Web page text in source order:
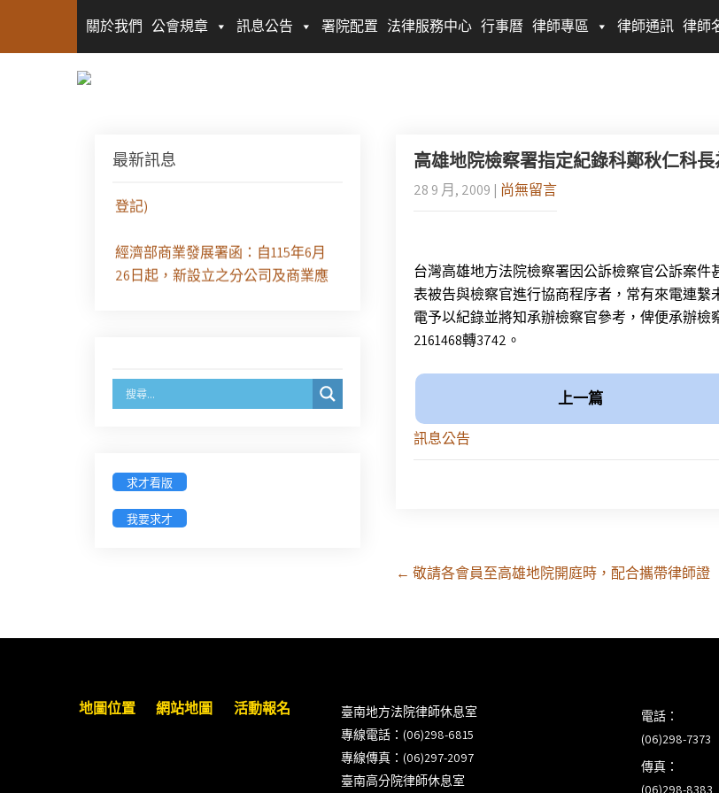
關於我們 公會規章 訊息公告 署院配置 法律服務中心 行事曆 律師專區 律師通訊 律師
高雄地院檢察署指定紀錄科鄭秋仁科
28 9 月, 2009 | 尚無留言
台灣高雄地方法院檢察署因公訴檢察官公訴案
表被告與檢察官進行協商程序者，常有來電連
電予以紀錄並將知承辦檢察官參考，俾便承辦
2161468轉3742。
上一篇
訊息公告
Post
navigation
← 敬請各會員至高雄地院開庭時，配合攜帶律師證
最新訊息
徵求參與115年教師法律諮詢補助計
登記)
經濟部商業發展署函：自115年6月
26日起，新設立之分公司及商業應
【採通訊報名,115年9月11日止(以郵
戳為憑)】
中小學法治教育入校扎根計畫講師
臺南高分院8/28(五)下午舉辦「家庭
求才看版
我要求才
地圖位置 網站地圖 活動報名
臺南地方法院律師休息室
專線電話：(06)298-6815
專線傳真：(06)297-2097
臺南高分院律師休息室
電話：
(06)298-7373
傳真：
(06)298-8383